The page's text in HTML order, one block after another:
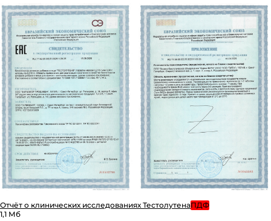
Отчёт о клинических исследованиях ТестолутенаПДФ
1,1 Мб